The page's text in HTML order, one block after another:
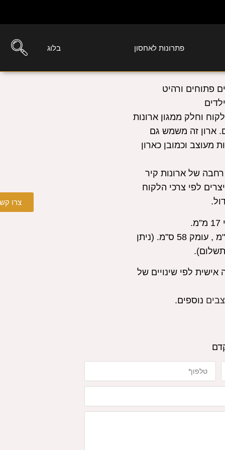
פתרונות לאחסון בלוג
עם מדפים פתוחים ורהיט
וחלק ממגון ארונות
ארון זה משמש גם
מעוצב וכמובן כארון
רחבה של ארונות קיר
לפי צרכי הלקוח
רוחב 180 ס"מ , גובה 241 ס"מ , עומק 58 ס”מ. (ניתן
אישית לפי שינויים של
נוספים.
צרו